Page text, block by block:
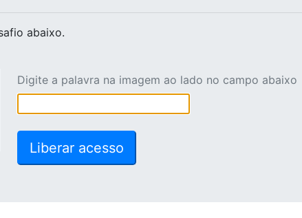
abaixo.
Digite a palavra na imagem ao lado no campo abaixo